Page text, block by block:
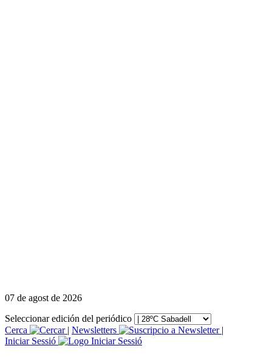
07 de agost de 2026
Seleccionar edición del periódico
Cerca
| Newsletters
|
Iniciar Sessió